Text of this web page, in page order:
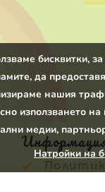
бисквитки,
да
нашия
използването
медии,
Натройки на